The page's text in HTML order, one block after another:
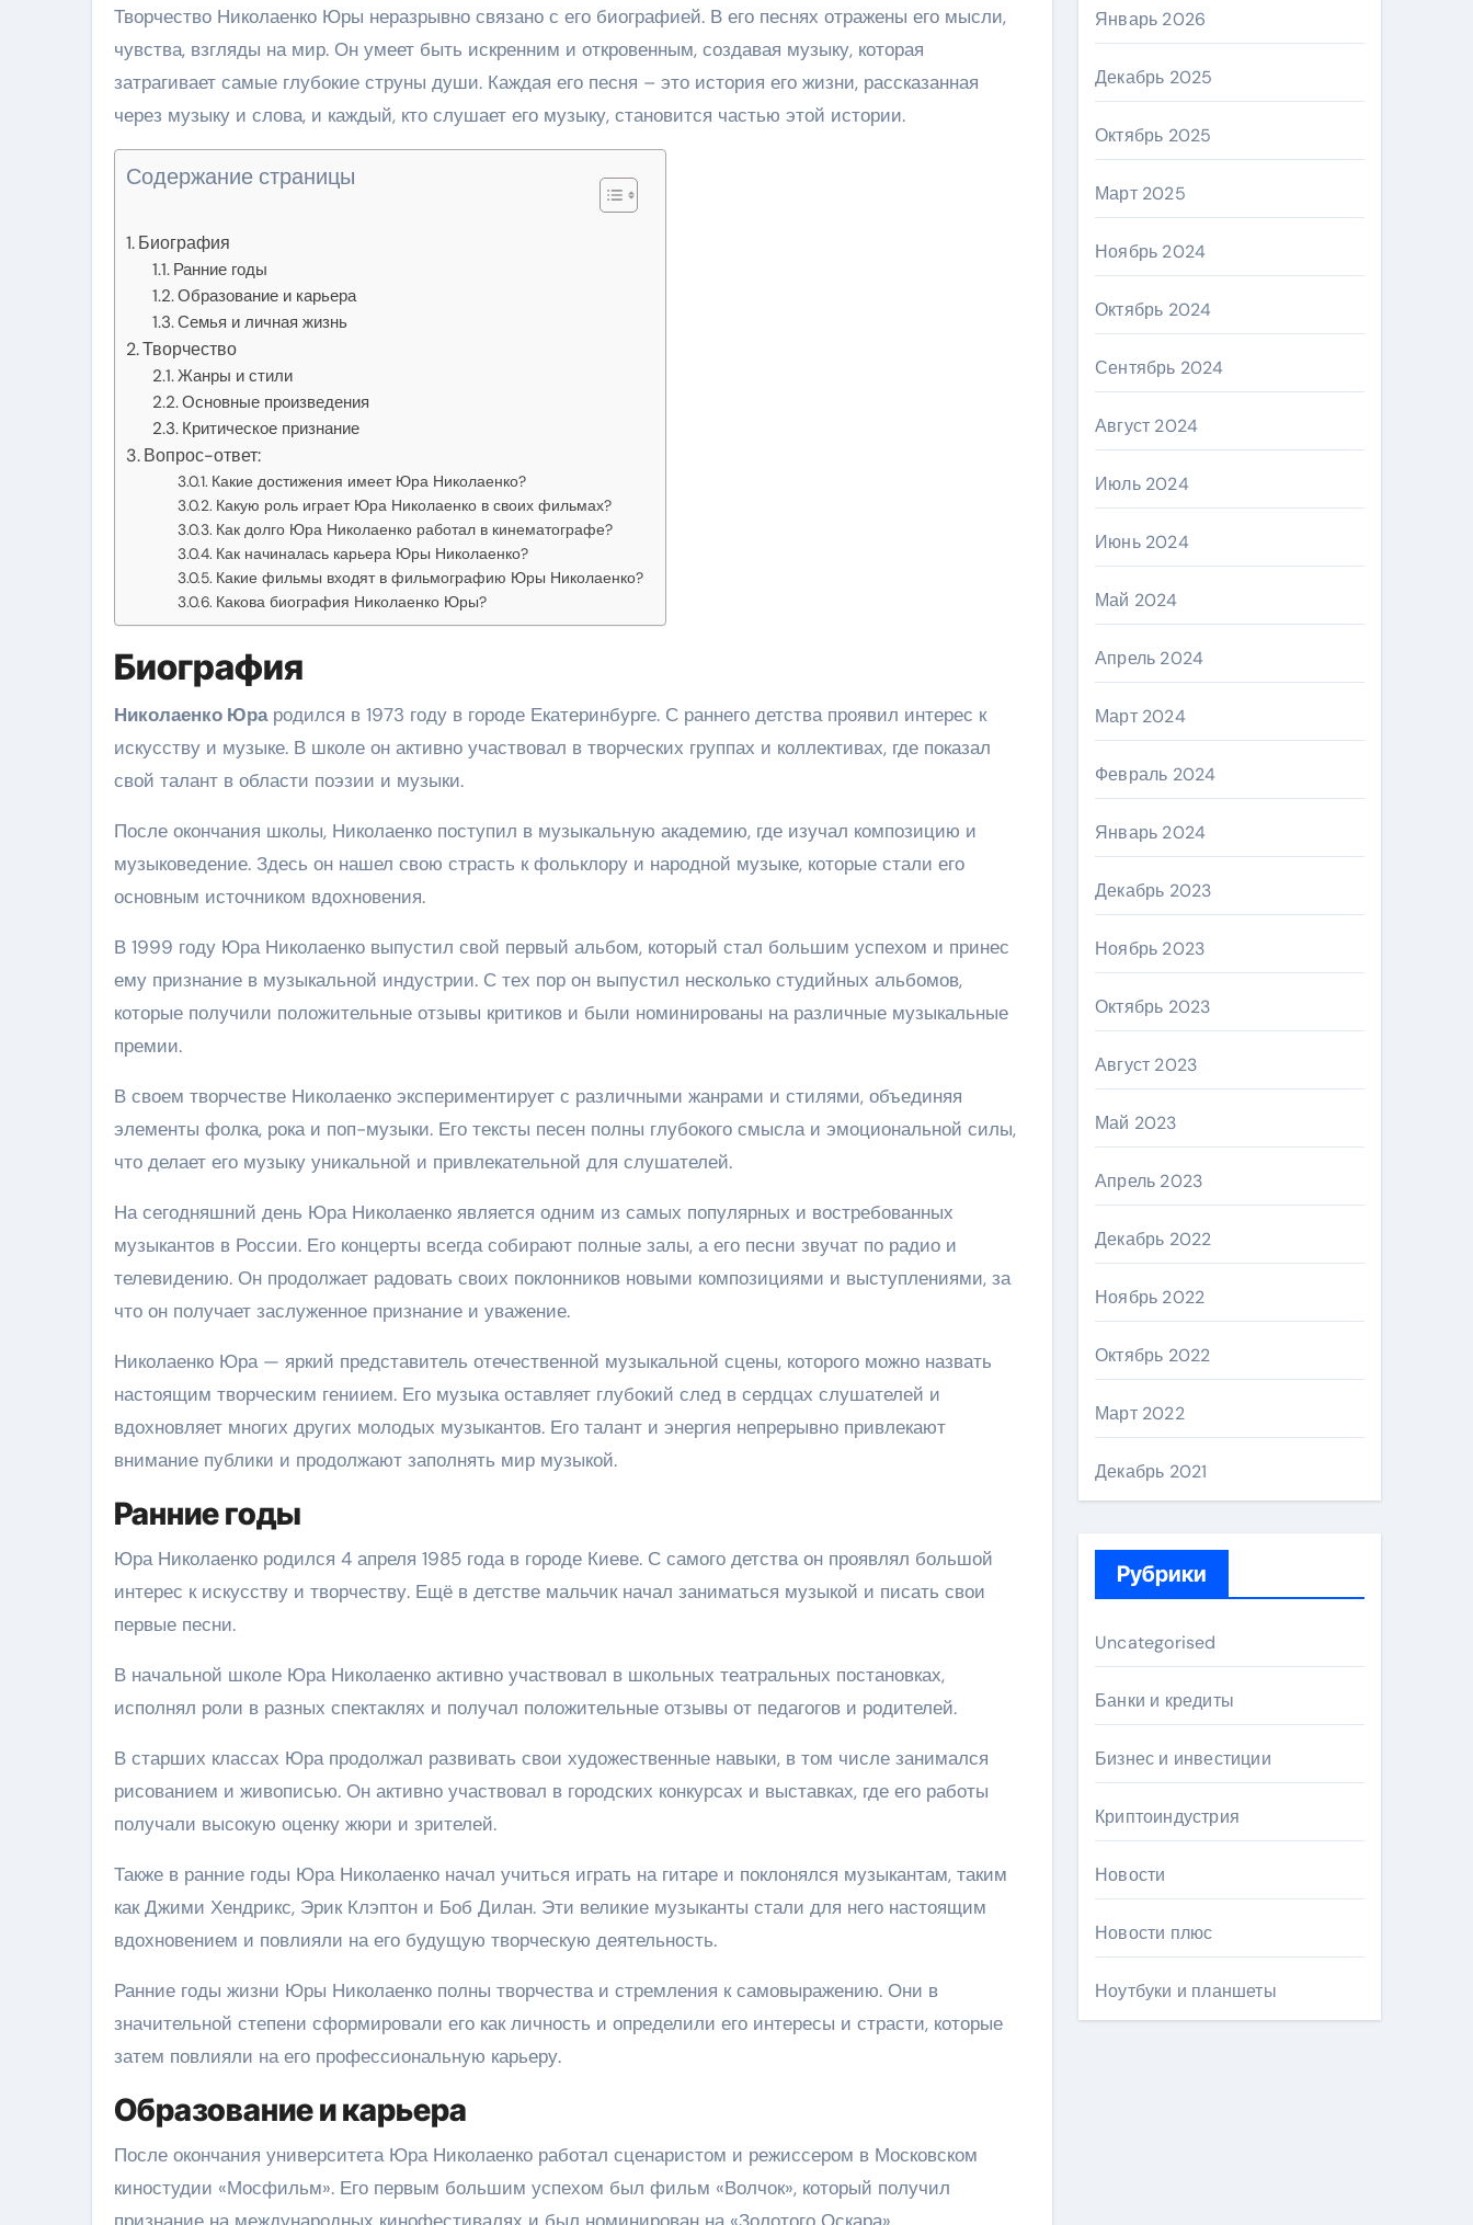
Творчество Николаенко Юры неразрывно связано с его биографией. В его песнях отражены его мысли,
чувства, взгляды на мир. Он умеет быть искренним и откровенным, создавая музыку, которая
затрагивает самые глубокие струны души. Каждая его песня – это история его жизни, рассказанная
через музыку и слова, и каждый, кто слушает его музыку, становится частью этой истории.
Содержание страницы
Биография
Ранние годы
Образование и карьера
Семья и личная жизнь
Творчество
Жанры и стили
Основные произведения
Критическое признание
Вопрос-ответ:
Какие достижения имеет Юра Николаенко?
Какую роль играет Юра Николаенко в своих фильмах?
Как долго Юра Николаенко работал в кинематографе?
Как начиналась карьера Юры Николаенко?
Какие фильмы входят в фильмографию Юры Николаенко?
Какова биография Николаенко Юры?
Биография
Николаенко Юрародился в 1973 году в городе Екатеринбурге. С раннего детства проявил интерес к
искусству и музыке. В школе он активно участвовал в творческих группах и коллективах, где показал
свой талант в области поэзии и музыки.
После окончания школы, Николаенко поступил в музыкальную академию, где изучал композицию и
музыковедение. Здесь он нашел свою страсть к фольклору и народной музыке, которые стали его
основным источником вдохновения.
В 1999 году Юра Николаенко выпустил свой первый альбом, который стал большим успехом и принес
ему признание в музыкальной индустрии. С тех пор он выпустил несколько студийных альбомов,
которые получили положительные отзывы критиков и были номинированы на различные музыкальные
премии.
В своем творчестве Николаенко экспериментирует с различными жанрами и стилями, объединяя
элементы фолка, рока и поп-музыки. Его тексты песен полны глубокого смысла и эмоциональной силы,
что делает его музыку уникальной и привлекательной для слушателей.
На сегодняшний день Юра Николаенко является одним из самых популярных и востребованных
музыкантов в России. Его концерты всегда собирают полные залы, а его песни звучат по радио и
телевидению. Он продолжает радовать своих поклонников новыми композициями и выступлениями, за
что он получает заслуженное признание и уважение.
Николаенко Юра — яркий представитель отечественной музыкальной сцены, которого можно назвать
настоящим творческим гениием. Его музыка оставляет глубокий след в сердцах слушателей и
вдохновляет многих других молодых музыкантов. Его талант и энергия непрерывно привлекают
внимание публики и продолжают заполнять мир музыкой.
Ранние годы
Юра Николаенко родился 4 апреля 1985 года в городе Киеве. С самого детства он проявлял большой
интерес к искусству и творчеству. Ещё в детстве мальчик начал заниматься музыкой и писать свои
первые песни.
В начальной школе Юра Николаенко активно участвовал в школьных театральных постановках,
исполнял роли в разных спектаклях и получал положительные отзывы от педагогов и родителей.
В старших классах Юра продолжал развивать свои художественные навыки, в том числе занимался
рисованием и живописью. Он активно участвовал в городских конкурсах и выставках, где его работы
получали высокую оценку жюри и зрителей.
Также в ранние годы Юра Николаенко начал учиться играть на гитаре и поклонялся музыкантам, таким
как Джими Хендрикс, Эрик Клэптон и Боб Дилан. Эти великие музыканты стали для него настоящим
вдохновением и повлияли на его будущую творческую деятельность.
Ранние годы жизни Юры Николаенко полны творчества и стремления к самовыражению. Они в
значительной степени сформировали его как личность и определили его интересы и страсти, которые
затем повлияли на его профессиональную карьеру.
Образование и карьера
После окончания университета Юра Николаенко работал сценаристом и режиссером в Московском
киностудии «Мосфильм». Его первым большим успехом был фильм «Волчок», который получил
признание на международных кинофестивалях и был номинирован на «Золотого Оскара».
Январь 2026
Декабрь 2025
Октябрь 2025
Март 2025
Ноябрь 2024
Октябрь 2024
Сентябрь 2024
Август 2024
Июль 2024
Июнь 2024
Май 2024
Апрель 2024
Март 2024
Февраль 2024
Январь 2024
Декабрь 2023
Ноябрь 2023
Октябрь 2023
Август 2023
Май 2023
Апрель 2023
Декабрь 2022
Ноябрь 2022
Октябрь 2022
Март 2022
Декабрь 2021
Рубрики
Uncategorised
Банки и кредиты
Бизнес и инвестиции
Криптоиндустрия
Новости
Новости плюс
Ноутбуки и планшеты